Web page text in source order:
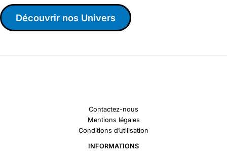
Découvrir nos Univers
Contactez-nous
Mentions légales
Conditions d’utilisation
INFORMATIONS